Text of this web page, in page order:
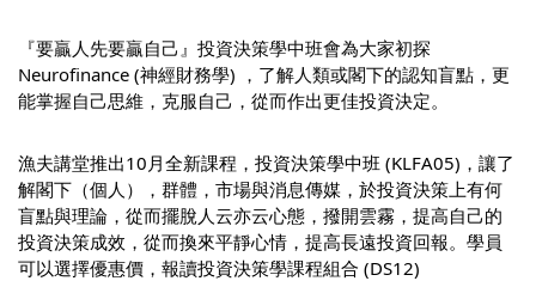
『要贏人先要贏自己』投資決策學中班會為大家初探
Neurofinance (神經財務學) ，了解人類或閣下的認知盲點，更
能掌握自己思維，克服自己，從而作出更佳投資決定。
漁夫講堂推出10月全新課程，投資決策學中班 (KLFA05)，讓了
解閣下（個人），群體，市場與消息傳媒，於投資決策上有何
盲點與理論，從而擺脫人云亦云心態，撥開雲霧，提高自己的
投資決策成效，從而換來平靜心情，提高長遠投資回報。學員
可以選擇優惠價，報讀投資決策學課程組合 (DS12)